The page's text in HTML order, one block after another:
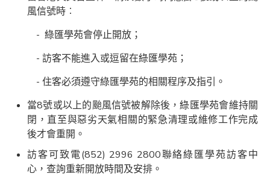
風信號時︰
- 綠匯學苑會停止開放；
- 訪客不能進入或逗留在綠匯學苑；
- 住客必須遵守綠匯學苑的相關程序及指引。
當8號或以上的颱風信號被解除後，綠匯學苑會維持關
閉，直至與惡劣天氣相關的緊急清理或維修工作完成
後才會重開。
訪客可致電(852) 2996 2800聯絡綠匯學苑訪客中
心，查詢重新開放時間及安排。